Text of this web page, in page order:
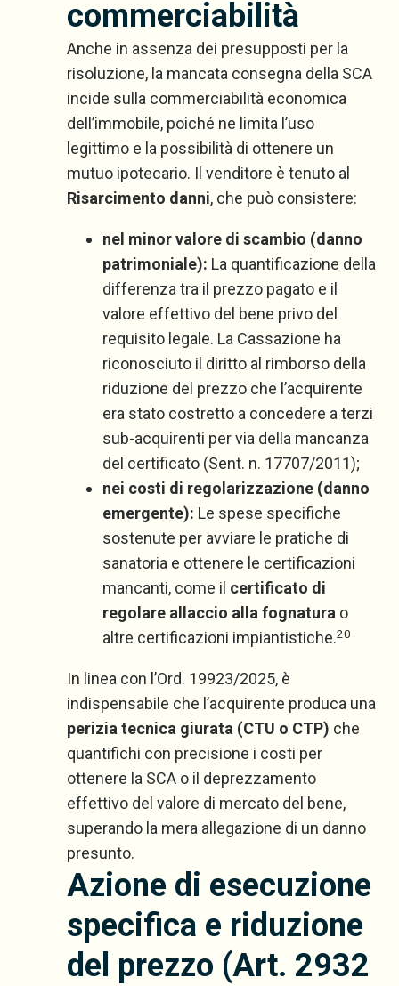
commerciabilità
Anche in assenza dei presupposti per la
risoluzione, la mancata consegna della SCA
incide sulla commerciabilità economica
dell’immobile, poiché ne limita l’uso
legittimo e la possibilità di ottenere un
mutuo ipotecario. Il venditore è tenuto al
Risarcimento danni, che può consistere:
nel minor valore di scambio (danno
patrimoniale): La quantificazione della
differenza tra il prezzo pagato e il
valore effettivo del bene privo del
requisito legale. La Cassazione ha
riconosciuto il diritto al rimborso della
riduzione del prezzo che l’acquirente
era stato costretto a concedere a terzi
sub-acquirenti per via della mancanza
del certificato (Sent. n. 17707/2011);
nei costi di regolarizzazione (danno
emergente): Le spese specifiche
sostenute per avviare le pratiche di
sanatoria e ottenere le certificazioni
mancanti, come il certificato di
regolare allaccio alla fognatura o
altre certificazioni impiantistiche.20
In linea con l’Ord. 19923/2025, è
indispensabile che l’acquirente produca una
perizia tecnica giurata (CTU o CTP) che
quantifichi con precisione i costi per
ottenere la SCA o il deprezzamento
effettivo del valore di mercato del bene,
superando la mera allegazione di un danno
presunto.
Azione di esecuzione
specifica e riduzione
del prezzo (Art. 2932